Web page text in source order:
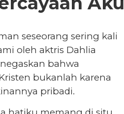
seseorang sering kali
oleh aktris Dahlia
bahwa
bukanlah karena
pribadi.